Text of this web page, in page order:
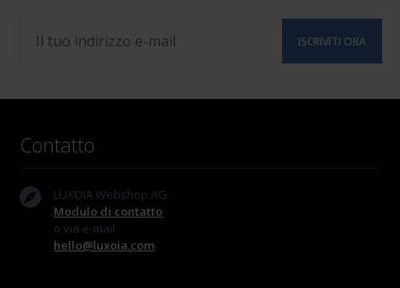
Contatto
LUXOIA Webshop AG
Modulo di contatto
o via e-mail
hello@luxoia.com